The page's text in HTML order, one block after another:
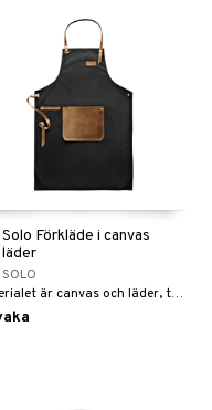
Solo Förkläde i canvas
Materialet är canvas och läder, två slitstarka material som bara blir vackrare ju mer förklädet används.